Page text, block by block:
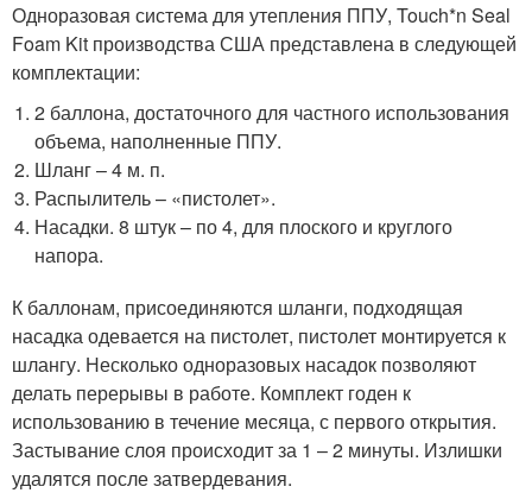
Одноразовая система для утепления ППУ, Touch*n Seal
Foam Kit производства США представлена в следующей
комплектации:
2 баллона, достаточного для частного использования
объема, наполненные ППУ.
Шланг – 4 м. п.
Распылитель – «пистолет».
Насадки. 8 штук – по 4, для плоского и круглого
напора.
К баллонам, присоединяются шланги, подходящая
насадка одевается на пистолет, пистолет монтируется к
шлангу. Несколько одноразовых насадок позволяют
делать перерывы в работе. Комплект годен к
использованию в течение месяца, с первого открытия.
Застывание слоя происходит за 1 – 2 минуты. Излишки
удалятся после затвердевания.